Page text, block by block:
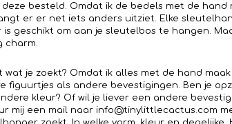
besteld. Omdat ik de bedels met de hand
er er net iets anders uitziet. Elke
geschikt om aan je sleutelbos te hangen.
charm.
je zoekt? Omdat ik alles met de hand
figuurtjes als andere bevestigingen. Ben je
kleur? Of wil je liever een andere
mij een mail naar info@tinylittlecactus.com